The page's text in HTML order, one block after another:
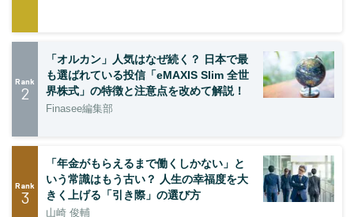
Rank
2
「オルカン」人気はなぜ続く？ 日本で最
も選ばれている投信「eMAXIS Slim 全世
界株式」の特徴と注意点を改めて解説！
Finasee編集部
Rank
3
「年金がもらえるまで働くしかない」と
いう常識はもう古い？ 人生の幸福度を大
きく上げる「引き際」の選び方
山崎 俊輔